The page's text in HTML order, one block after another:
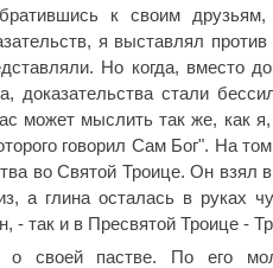
к своим
я выставлял
Но когда, вместо
доказательства стали
может мыслить так же, как
говорил Сам Бог". На
во Святой Троице. Он взял
а глина осталась в руках
- так и в Пресвятой Троице -
своей пастве. По его